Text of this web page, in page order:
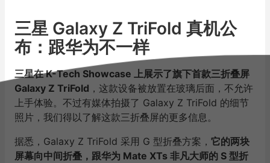
三星 Galaxy Z TriFold 真机公
布：跟华为不一样
三星在 K-Tech Showcase 上展示了旗下首款三折叠屏
Galaxy Z TriFold ，这款设备被放置在玻璃后面，不允许
上手体验。不过有媒体拍摄了 Galaxy Z TriFold 的细节
照片，我们得以了解这款三折叠屏的更多信息。
据悉，Galaxy Z TriFold 采用 G 型折叠方案， 它的两块
屏幕向中间折叠，跟华为 Mate XTs 非凡大师的 S 型折